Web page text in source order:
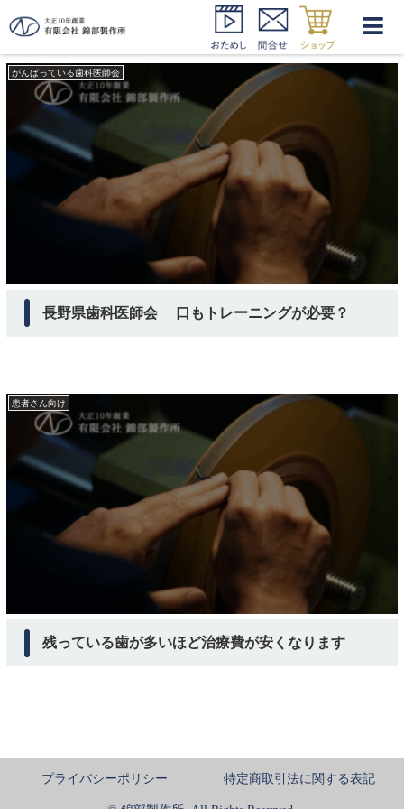
長野県歯科医師会 調査
がんばっている歯科医師会
長野県歯科医師会 口もトレーニングが必要？
患者さん向け
残っている歯が多いほど治療費が安くなります
プライバシーポリシー 特定商取引法に関する表記